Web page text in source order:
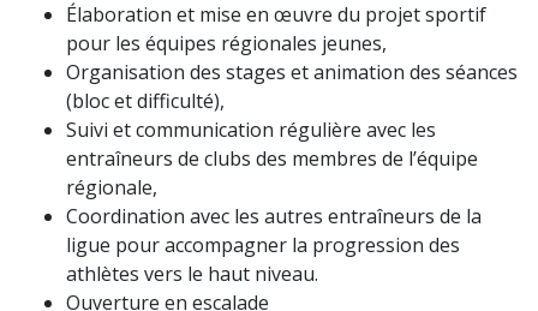
Élaboration et mise en œuvre du projet sportif
pour les équipes régionales jeunes,
Organisation des stages et animation des séances
(bloc et difficulté),
Suivi et communication régulière avec les
entraîneurs de clubs des membres de l’équipe
régionale,
Coordination avec les autres entraîneurs de la
ligue pour accompagner la progression des
athlètes vers le haut niveau.
Ouverture en escalade